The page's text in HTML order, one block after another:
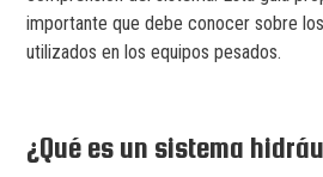
importante que debe conocer sobre
utilizados en los equipos pesados.
¿Qué es un sistema